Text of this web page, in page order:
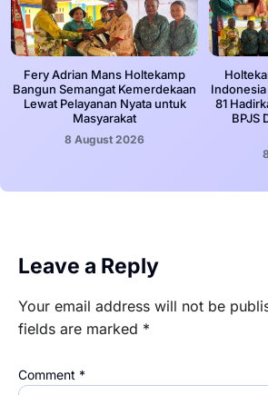
Fery Adrian Mans Holtekamp
Bangun Semangat Kemerdekaan
Lewat Pelayanan Nyata untuk
Masyarakat
8 August 2026
Indonesia
81
BPJS
Leave a Reply
Your email address will not be
fields are marked *
Comment *